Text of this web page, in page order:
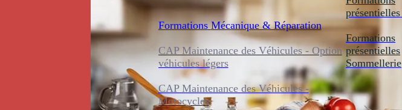
Formations Mécanique & Réparation
CAP Maintenance des Véhicules - Option
véhicules légers
CAP Maintenance des Véhicules -
Motocycles
présentielles
Formations
présentielles
Sommellerie